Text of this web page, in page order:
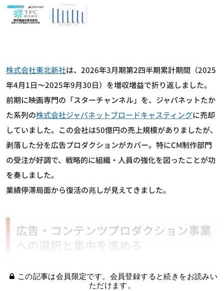
株式会社東北新社は、2026年3月期第2四半期累計期間（2025
年4月1日～2025年9月30日）を増収増益で折り返しました。
前期に映画専門の「スターチャンネル」を、ジャパネットたか
た系列の株式会社ジャパネットブロードキャスティングに売却
していました。この会社は50億円の売上規模がありましたが、
剥落した分を広告プロダクションがカバー。特にCM制作部門
の受注が好調で、戦略的に組織・人員の強化を図ったことが功
を奏しました。
業績停滞局面から復活の兆しが見えてきました。
広告・コンテンツプロダクション事業
への選択と集中を進める
この記事は会員限定です。会員登録すると続きをお読みい
ただけます。